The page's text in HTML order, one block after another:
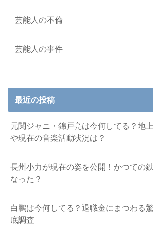
芸能人の不倫
芸能人の事件
最近の投稿
元関ジャニ・錦戸亮は今何してる？地
や現在の音楽活動状況は？
長州小力が現在の姿を公開！かつての
なった？
白鵬は今何してる？退職金にまつわる
底調査